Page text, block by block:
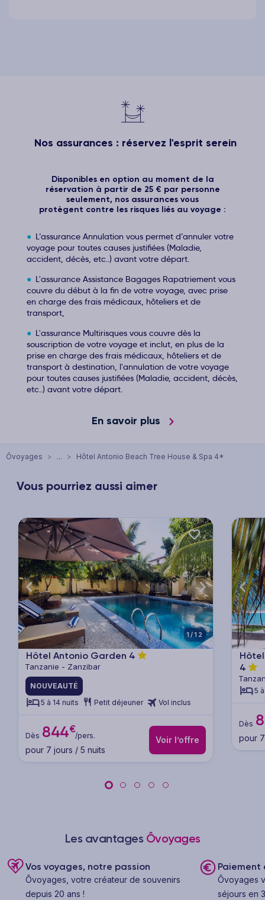
Nos assurances : réservez l'esprit serein
Disponibles en option au moment de la
réservation à partir de 25 € par personne
seulement, nos assurances vous
protègent contre les risques liés au voyage :
L’assurance Annulation vous permet d’annuler votre
voyage pour toutes causes justifiées (Maladie,
accident, décès, etc..) avant votre départ.
L'assurance Assistance Bagages Rapatriement vous
couvre du début à la fin de votre voyage, avec prise
en charge des frais médicaux, hôteliers et de
transport,
L'assurance Multirisques vous couvre dès la
souscription de votre voyage et inclut, en plus de la
prise en charge des frais médicaux, hôteliers et de
transport à destination, l'annulation de votre voyage
pour toutes causes justifiées (Maladie, accident, décès,
etc..) avant votre départ.
En savoir plus
Ôvoyages > ... > Hôtel Antonio Beach Tree House & Spa 4*
Vous pourriez aussi aimer
Previous Next
1/12
Hôtel Antonio Garden 4
Tanzanie - Zanzibar
NOUVEAUTÉ
5 à 14 nuits
Petit déjeuner Vol inclus
Dès 844€
/pers.
pour 7 jours / 5 nuits
Voir l’offre
4
5
Dès
pour
Les avantages Ôvoyages
Vos voyages, notre passion
Ôvoyages, votre créateur de souvenirs
depuis 20 ans !
Paiement
Ôvoyages
séjours en